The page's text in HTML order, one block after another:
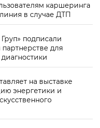
каршеринга
в случае ДТП
подписали
для
на выставке
энергетики и